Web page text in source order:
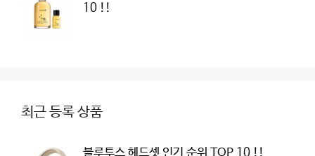
10 !!
최근 등록 상품
블루투스 헤드셋 인기 순위 TOP 10 !!